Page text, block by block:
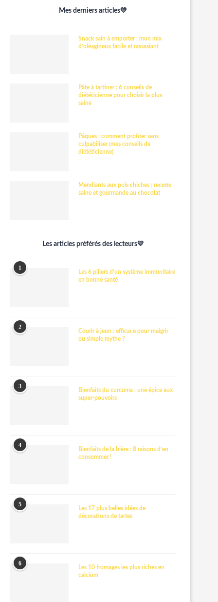
Mes derniers articles💛
Snack sain à emporter : mon mix
d’oléagineux facile et rassasiant
Pâte à tartiner : 6 conseils de
diététicienne pour choisir la plus
saine
Pâques : comment profiter sans
culpabiliser (mes conseils de
diététicienne)
Mendiants aux pois chiches : recette
saine et gourmande au chocolat
Les articles préférés des lecteurs💛
1
Les 6 piliers d’un système immunitaire
en bonne santé
2
Courir à jeun : efficace pour maigrir
ou simple mythe ?
3
Bienfaits du curcuma : une épice aux
super-pouvoirs
4
Bienfaits de la bière : 8 raisons d’en
consommer !
5
Les 17 plus belles idées de
décorations de tartes
6
Les 10 fromages les plus riches en
calcium